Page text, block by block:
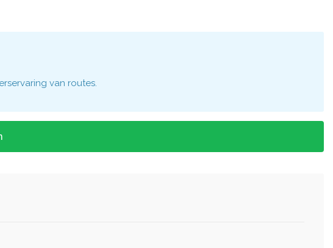
van routes.